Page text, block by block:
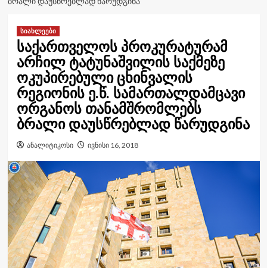
სიახლეები
საქართველოს პროკურატურამ
არჩილ ტატუნაშვილის საქმეზე
ოკუპირებული ცხინვალის
რეგიონის ე.წ. სამართალდამცავი
ორგანოს თანამშრომლებს
ბრალი დაუსწრებლად წარუდგინა
ანალიტიკოსი ივნისი 16, 2018